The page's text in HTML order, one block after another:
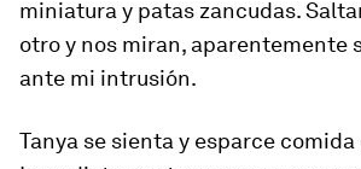
miniatura y patas zancudas.
otro y nos miran, aparentemente
ante mi intrusión.
Tanya se sienta y esparce